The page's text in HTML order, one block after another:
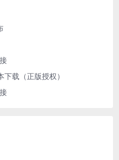
载（正版授权）